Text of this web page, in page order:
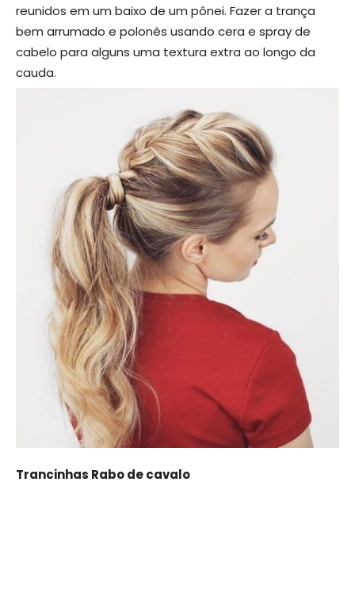
reunidos em um baixo de um pônei. Fazer a trança
bem arrumado e polonês usando cera e spray de
cabelo para alguns uma textura extra ao longo da
cauda.
Trancinhas Rabo de cavalo